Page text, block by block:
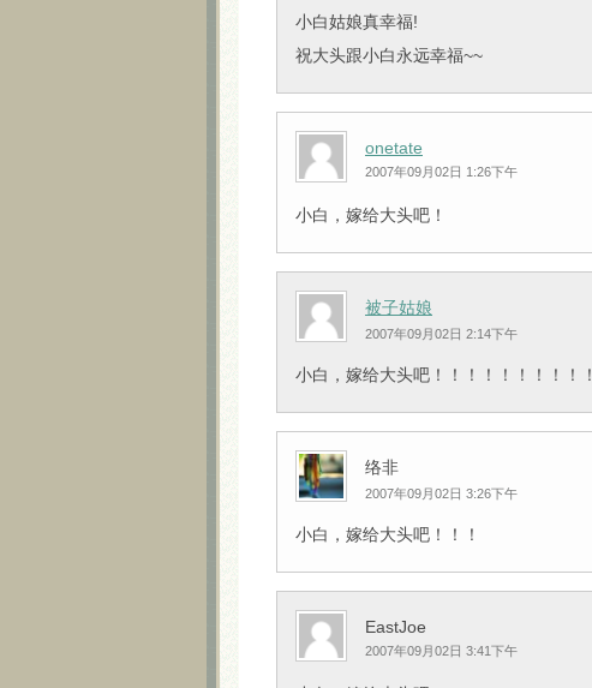
小白姑娘真幸福!
祝大头跟小白永远幸福~~
onetate
2007年09月02日 1:26下午
小白，嫁给大头吧！
被子姑娘
2007年09月02日 2:14下午
小白，嫁给大头吧！！！！！！！！！！
络非
2007年09月02日 3:26下午
小白，嫁给大头吧！！！
EastJoe
2007年09月02日 3:41下午